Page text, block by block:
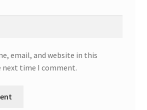
email, and website in this
next time I comment.